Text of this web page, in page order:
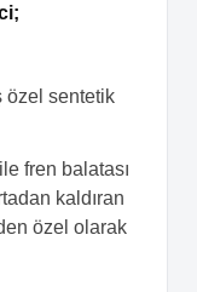
;
özel sentetik
fren balatası
kaldıran
özel olarak